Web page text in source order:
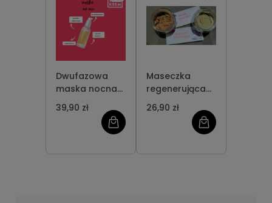
Dwufazowa
maska nocna
"regeneracja i
ujędrnienie"
39,90 zł
Maseczka
regenerująca
dla każdego
rodzaju cery
26,90 zł